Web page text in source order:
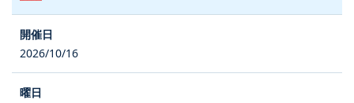
2026/10/16